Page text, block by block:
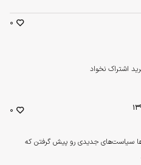
اشتراک نخواد
0
سیاست‌های جدیدی رو پیش گرفتن که
0